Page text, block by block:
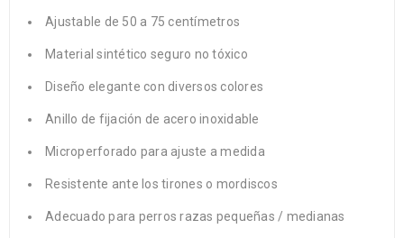
Ajustable de 50 a 75 centímetros
Material sintético seguro no tóxico
Diseño elegante con diversos colores
Anillo de fijación de acero inoxidable
Microperforado para ajuste a medida
Resistente ante los tirones o mordiscos
Adecuado para perros razas pequeñas / medianas